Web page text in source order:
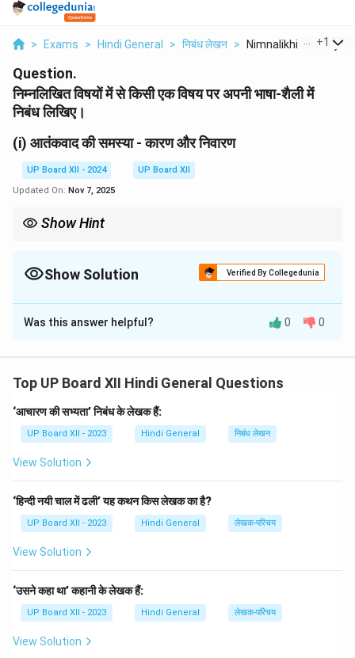
> Exams > Hindi General > निबंध लेखन > Nimnalikhit +1
Question.
निम्नलिखित विषयों में से किसी एक विषय पर अपनी भाषा-शैली में
निबंध लिखिए।
(i) आतंकवाद की समस्या - कारण और निवारण
UP Board XII - 2024
UP Board XII
Updated On: Nov 7, 2025
Show Hint
Show Solution Verified By Collegedunia
Solution and Explanation
आतंकवाद विश्वव्यापी समस्या बन चुका है। यह मानवता के लिए एक
सेनिर्दोष लोगों की हत्याएँहोती हैं और देश कीआर्थिक प्रगति
होती है। इसका निवारणशिक्षा, रोजगार और सामाजिक सद्भाव
किया जा सकता है। सरकार कोकड़े कानून
बनाकर आतंकवाद पर
रोक लगानी चाहिए। सभी देशों कोसहयोगी नीतिअपनाकर इस समस्या
का हल निकालना चाहिए। युवाओं को
नहीं। हमें एकजुट होकर इस खतरे का सामना करना चाहिए।
Was this answer helpful? 0 0
Top UP Board XII Hindi General Questions
‘आचारण की सभ्यता’ निबंध के लेखक हैं:
UP Board XII - 2023 Hindi General निबंध लेखन
View Solution
‘हिन्दी नयी चाल में ढली’ यह कथन किस लेखक का है?
UP Board XII - 2023 Hindi General लेखक-परिचय
View Solution
‘उसने कहा था’ कहानी के लेखक हैं:
UP Board XII - 2023 Hindi General लेखक-परिचय
View Solution